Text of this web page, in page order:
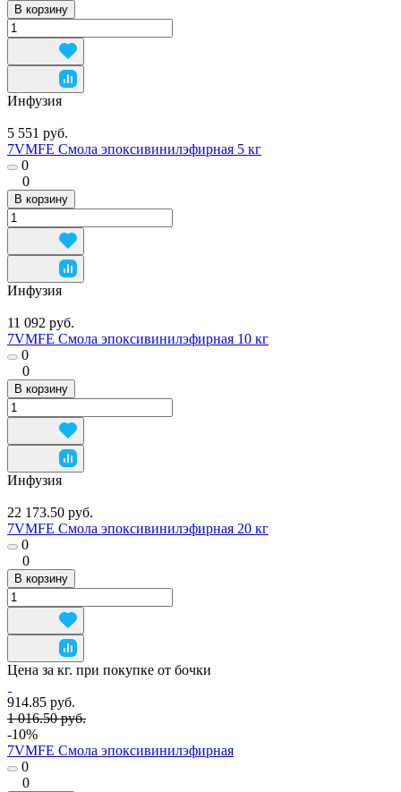
В корзину
Инфузия
5 551 руб.
7VMFE Смола эпоксивинилэфирная 5 кг
0
0
В корзину
Инфузия
11 092 руб.
7VMFE Смола эпоксивинилэфирная 10 кг
0
0
В корзину
Инфузия
22 173.50 руб.
7VMFE Смола эпоксивинилэфирная 20 кг
0
0
В корзину
Цена за кг. при покупке от бочки
914.85 руб.
1 016.50 руб.
-10%
7VMFE Смола эпоксивинилэфирная
0
0